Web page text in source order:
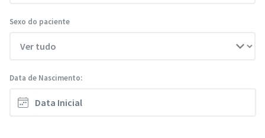
Sexo do paciente
Data de Nascimento: